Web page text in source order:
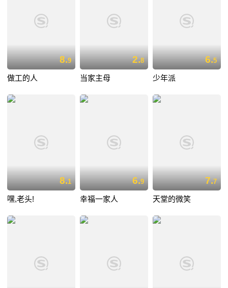
8.9
做工的人
2.8
当家主母
6.5
少年派
8.1
嘿,老头!
6.9
幸福一家人
7.7
天堂的微笑